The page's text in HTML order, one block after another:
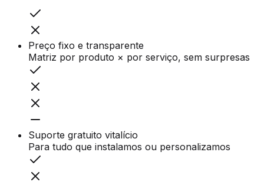
Preço fixo e transparente
Matriz por produto × por serviço, sem surpresas
Suporte gratuito vitalício
Para tudo que instalamos ou personalizamos